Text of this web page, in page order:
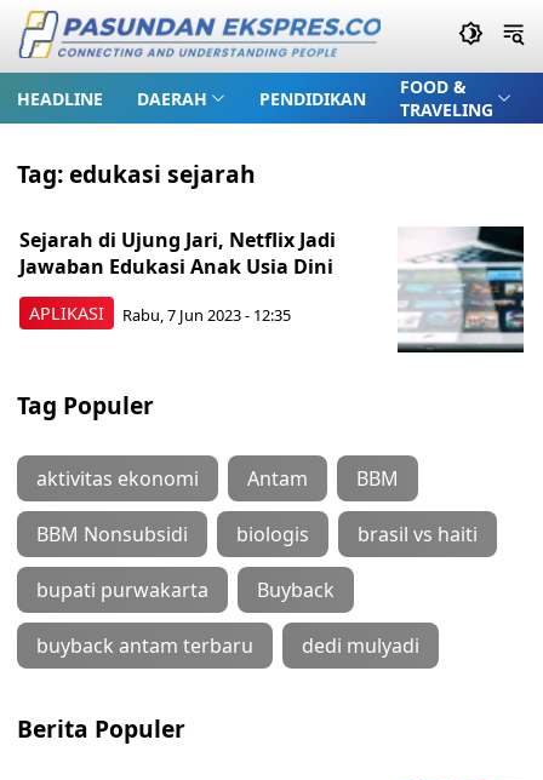
HEADLINE DAERAH PENDIDIKAN
FOOD &
TRAVELING
Tag:edukasi sejarah
APLIKASI
Sejarah di Ujung Jari, Netflix Jadi
Jawaban Edukasi Anak Usia Dini
Rabu, 7 Jun 2023 - 12:35
Tag Populer
aktivitas ekonomi Antam BBM
BBM Nonsubsidi biologis brasil vs haiti
bupati purwakarta Buyback
buyback antam terbaru dedi mulyadi
Berita Populer